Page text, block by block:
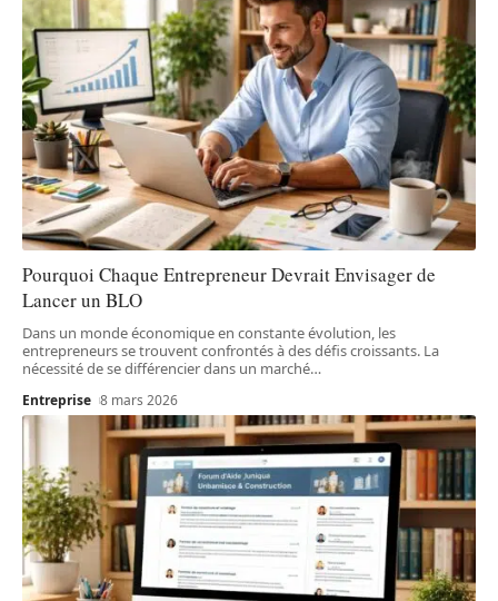
Pourquoi Chaque Entrepreneur Devrait Envisager de
Lancer un BLO
Dans un monde économique en constante évolution, les
entrepreneurs se trouvent confrontés à des défis croissants. La
nécessité de se différencier dans un marché…
Entreprise 8 mars 2026